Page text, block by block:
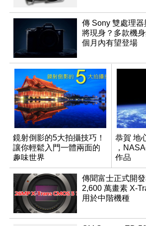
傳 Sony 雙處理
將現身？多款機
個月內有望登場
鏡射倒影的5大拍攝技巧！
讓你輕鬆入門一體兩面的
趣味世界
恭賀 地
，
作品
傳聞富士正式開
2,600 萬畫素 X-
用於中階機種